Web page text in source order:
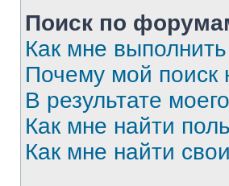
Поиск по
Как мне
Почему мой поиск
В результате
Как мне найти
Как мне найти